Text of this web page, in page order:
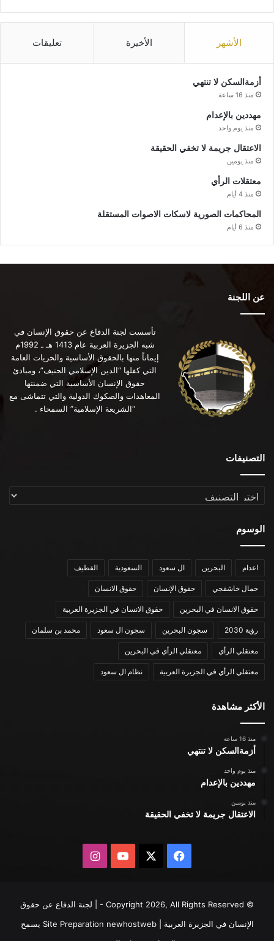
الأشهر الأخيرة تعليقات
أزمةالسكن لا تنتهي
منذ 16 ساعة
مهددين بالإعدام
منذ يوم واحد
الاعتقال جريمة لا تخفي الحقيقة
منذ يومين
معتقلات الرأي
منذ 4 أيام
المحاكمات الصورية لاسكات الاصوات المستقلة
منذ 6 أيام
عن اللجنة
تأسست لجنة الدفاع عن حقوق الإنسان في
شبه الجزيرة العربية عام 1413 هـ ـ 1992م
إيماناً منها بالحقوق الأساسية والحريات العامة
التي كفلها “الدين الإسلامي الحنيف”، ومبادئ
حقوق الإنسان الأساسية التي ضمنتها
المعاهدات والصكوك الدولية والتي تتماشى مع
“الشريعة الإسلامية” السمحاء .
التصنيفات
التصنيفات
الوسوم
اعدام البحرين ال سعود السعودية القطيف
جمال خاشقجي حقوق الإنسان حقوق الانسان
حقوق الانسان في البحرين حقوق الانسان في الجزيرة العربية
رؤية 2030 سجون البحرين سجون ال سعود محمد بن سلمان
معتقلي الرأي معتقلي الرأي في البحرين
معتقلي الرأي في الجزيرة العربية نظام ال سعود
الأكثر مشاهدة
منذ 16 ساعة
أزمةالسكن لا تنتهي
منذ يوم واحد
مهددين بالإعدام
منذ يومين
الاعتقال جريمة لا تخفي الحقيقة
فيسبوك يوتيوبانستقرام
© Copyright 2026, All Rights Reserved - | لجنة الدفاع عن حقوق
الإنسان في الجزيرة العربية | Site Preparationnewhostweb
يسمح